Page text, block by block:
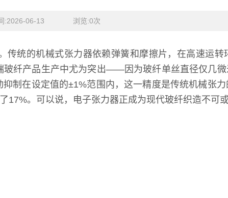
:2026-06-13    浏览:0次
统的机械式张力器依赖弹簧和摩擦片，在高速运
纤产品生产中尤为突出——因为玻纤单丝直径仅几
制在设定值的±1%范围内，这一精度是传统机械张
。可以说，电子张力器正成为现代玻纤织造不可或